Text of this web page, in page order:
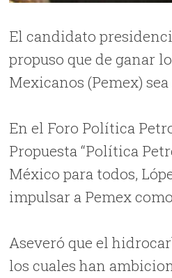
El candidato
propuso que de ganar
Mexicanos (Pemex)
En el Foro Política
Propuesta “Política
México para todos,
impulsar a Pemex
Aseveró que el
los cuales han